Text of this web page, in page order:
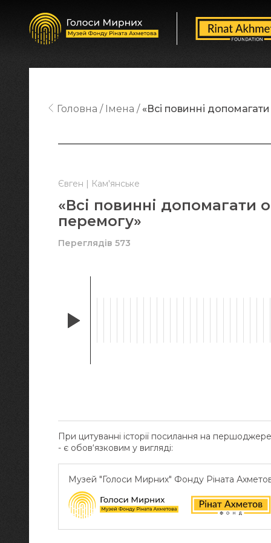
Євген | Кам'янське
«Всі повинні допомагати
перемогу»
Переглядів 573
При цитуванні історії посилання на
- є обов‘язковим у вигляді:
Музей "Голоси Мирних" Фонду Ріната
Головна Імена «Всі повинні